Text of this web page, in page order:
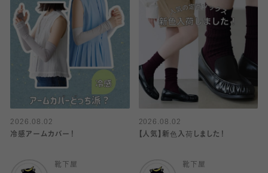
2026.08.02
冷感アームカバー！
靴下屋
2026.08.02
【人気】新色入荷しました！
靴下屋